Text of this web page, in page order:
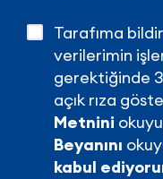
Tarafıma
verilerimin
gerektiğinde
açık rıza
Metnini
Beyanını
kabul